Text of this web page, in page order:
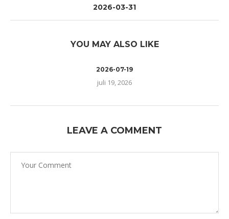
2026-03-31
YOU MAY ALSO LIKE
2026-07-19
juli 19, 2026
LEAVE A COMMENT